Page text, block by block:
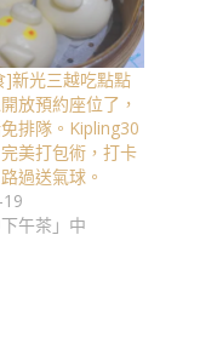
]新光三越吃點點
放預約座位了，
排隊。Kipling30
美打包術，打卡
過送氣球。
午茶」中